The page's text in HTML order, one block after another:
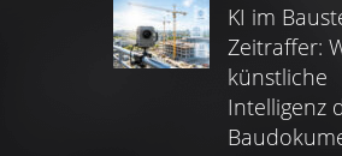
KI im
Zeitraffer:
künstliche
Intelligenz